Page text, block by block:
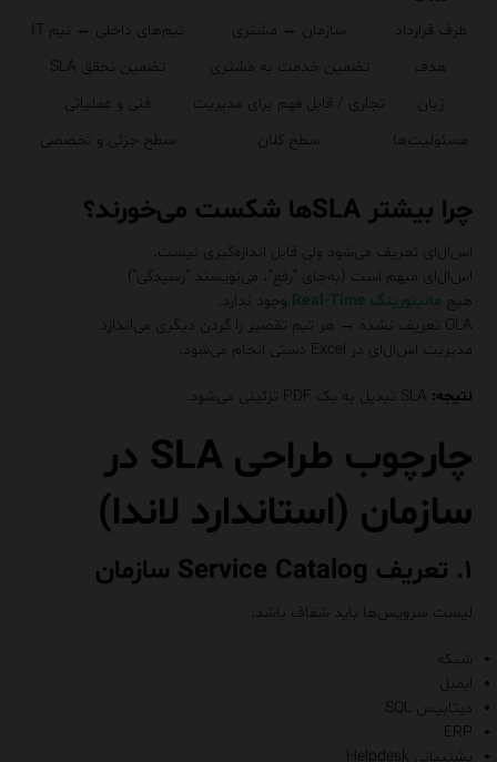
طرف قرارداد
سازمان ↔ مشتری
تیم‌های داخلی ↔ تیم IT
هدف
تضمین خدمت به مشتری
تضمین تحقق SLA
زبان
تجاری / قابل فهم برای مدیریت
فنی و عملیاتی
مسئولیت‌ها
سطح کلان سطح جزئی و تخصصی
چرا بیشتر SLAها شکست می‌خورند؟
اس‌ال‌ای تعریف می‌شود ولی قابل اندازه‌گیری نیست.
اس‌ال‌ای مبهم است (به‌جای “رفع”، می‌نویسند “رسیدگی”)
هیچ مانیتورینگ Real-Time
وجود ندارد.
OLA تعریف نشده → هر تیم تقصیر را گردن دیگری می‌اندازد.
مدیریت اس‌ال‌ای در Excel دستی انجام می‌شود.
نتیجه:
چارچوب طراحی SLA در
سازمان (استاندارد لاندا)
۱. تعریف Service Catalog سازمان
لیست سرویس‌ها باید شفاف باشد:
شبکه
ایمیل
دیتابیس SQL
ERP
پشتیبانی Helpdesk